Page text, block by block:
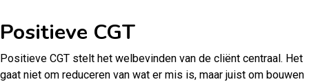
Positieve CGT
Positieve CGT stelt het welbevinden van de cliënt centraal. Het
gaat niet om reduceren van wat er mis is, maar juist om bouwen